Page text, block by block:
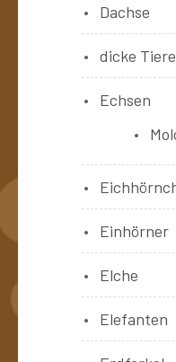
Dachse
dicke Tiere
Echsen
Einhörner
Elche
Elefanten